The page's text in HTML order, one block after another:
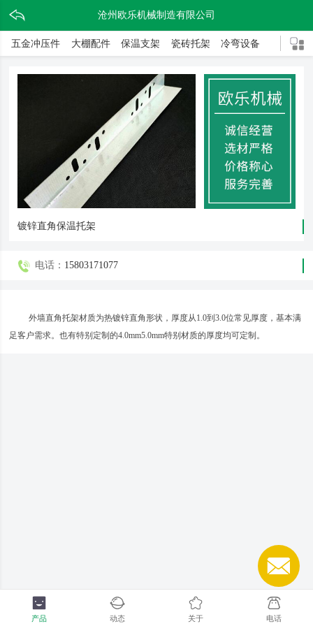
沧州欧乐机械制造有限公司
五金冲压件 大棚配件 保温支架 瓷砖托架 冷弯设备
镀锌直角保温托架
电话： 15803171077
外墙直角托架材质为热镀锌直角形状，厚度从1.0到3.0位常见厚度，基本满
足客户需求。也有特别定制的4.0mm5.0mm特别材质的厚度均可定制。
产品 动态 关于 电话